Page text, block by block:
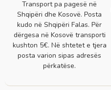
Transport pa pagesë në
Shqipëri dhe Kosovë. Posta
kudo në Shqipëri Falas. Për
dërgesa në Kosovë transporti
kushton 5€. Në shtetet e tjera
posta varion sipas adresës
përkatëse.